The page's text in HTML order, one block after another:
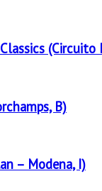
(Circuito
B)
– Modena, I)